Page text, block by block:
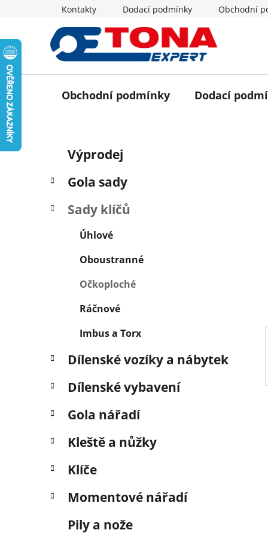
Kontakty Dodací podmínky Obchodní
Obchodní podmínky Dodací
s
r
Přeskočit
kategorie
e
o
Výprodej
Gola sady
Sady klíčů
Úhlové
Oboustranné
Očkoploché
Ráčnové
Imbus a Torx
Dílenské vozíky a nábytek
Dílenské vybavení
Gola nářadí
Kleště a nůžky
Klíče
Momentové nářadí
Pily a nože